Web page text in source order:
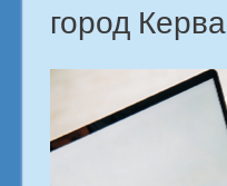
город Керва